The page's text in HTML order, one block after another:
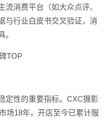
消费平台（如大众点评、
与行业白皮书交叉验证，消
。
TOP
定性的重要指标。CXC摄影
场18年，开店至今已累计服